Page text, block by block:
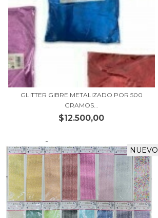
GLITTER GIBRE METALIZADO POR 500
GRAMOS...
$12.500,00
NUEVO